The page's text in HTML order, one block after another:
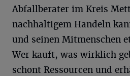
Abfallberater im Kreis
nachhaltigem Handeln
und seinen Mitmenschen
Wer kauft, was wirklich
schont Ressourcen und